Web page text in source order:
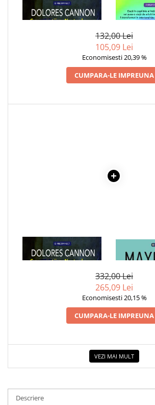
Cadouri
Literatura Romana
Literatura Universala
COLOREAZA CU PRIETENII
De colorat
Pot desena minunat
Dictionare
1 x CONVERSATII CU
NOSTRADAMUS
1 x
132,00 Lei
105,09 Lei
Economisesti 20,39 %
CUMPARA-LE IMPREUNA
1 x CONVERSATII CU
NOSTRADAMUS
1 x MAYO
ESENTIALA
332,00 Lei
265,09 Lei
Economisesti 20,15 %
CUMPARA-LE IMPREUNA
VEZI MAI MULT
Descriere